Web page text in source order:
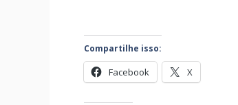
Compartilhe isso:
Facebook X